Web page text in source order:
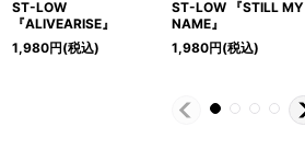
MY
ST-LOW x SALLY
『TOMORROW』
1,200円
DJ KENTA 『B-
LUNCH』
2,000円